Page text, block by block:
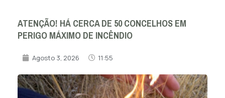
ATENÇÃO! HÁ CERCA DE 50 CONCELHOS EM
PERIGO MÁXIMO DE INCÊNDIO
Agosto 3, 2026 11:55